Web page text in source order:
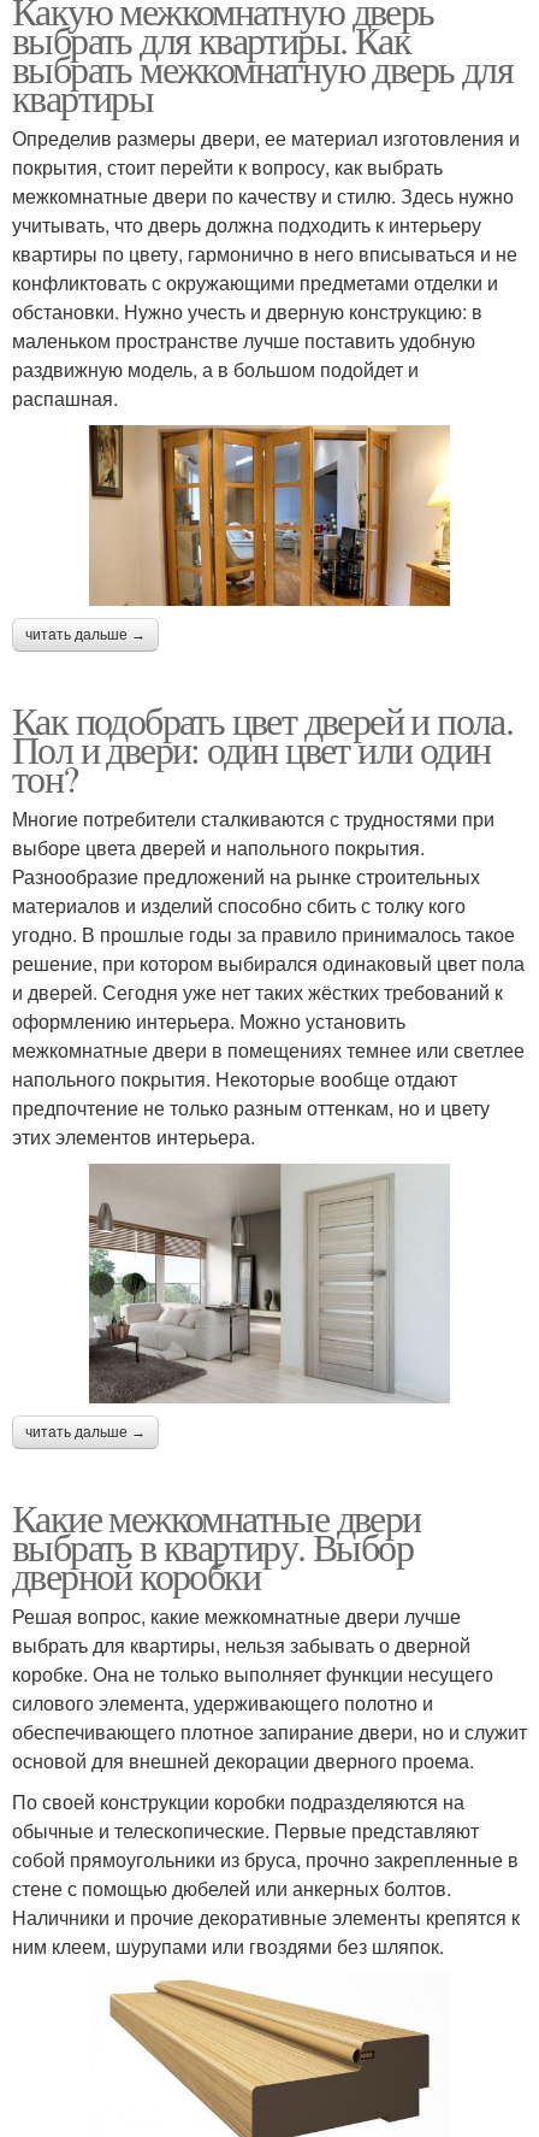
Какую межкомнатную дверь
выбрать для квартиры. Как
выбрать межкомнатную дверь для
квартиры
Определив размеры двери, ее материал изготовления и
покрытия, стоит перейти к вопросу, как выбрать
межкомнатные двери по качеству и стилю. Здесь нужно
учитывать, что дверь должна подходить к интерьеру
квартиры по цвету, гармонично в него вписываться и не
конфликтовать с окружающими предметами отделки и
обстановки. Нужно учесть и дверную конструкцию: в
маленьком пространстве лучше поставить удобную
раздвижную модель, а в большом подойдет и
распашная.
читать дальше →
Как подобрать цвет дверей и пола.
Пол и двери: один цвет или один
тон?
Многие потребители сталкиваются с трудностями при
выборе цвета дверей и напольного покрытия.
Разнообразие предложений на рынке строительных
материалов и изделий способно сбить с толку кого
угодно. В прошлые годы за правило принималось такое
решение, при котором выбирался одинаковый цвет пола
и дверей. Сегодня уже нет таких жёстких требований к
оформлению интерьера. Можно установить
межкомнатные двери в помещениях темнее или светлее
напольного покрытия. Некоторые вообще отдают
предпочтение не только разным оттенкам, но и цвету
этих элементов интерьера.
читать дальше →
Какие межкомнатные двери
выбрать в квартиру. Выбор
дверной коробки
Решая вопрос, какие межкомнатные двери лучше
выбрать для квартиры, нельзя забывать о дверной
коробке. Она не только выполняет функции несущего
силового элемента, удерживающего полотно и
обеспечивающего плотное запирание двери, но и служит
основой для внешней декорации дверного проема.
По своей конструкции коробки подразделяются на
обычные и телескопические. Первые представляют
собой прямоугольники из бруса, прочно закрепленные в
стене с помощью дюбелей или анкерных болтов.
Наличники и прочие декоративные элементы крепятся к
ним клеем, шурупами или гвоздями без шляпок.